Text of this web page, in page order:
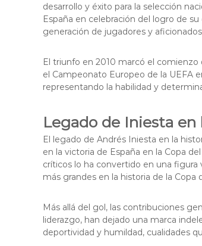
desarrollo y éxito para la selección
España en celebración del logro de
generación de jugadores y
El triunfo en 2010 marcó el comienzo
el Campeonato Europeo de la UEFA
representando la habilidad y
Legado de Iniesta
El legado de Andrés Iniesta en la
en la victoria de España en la Copa
críticos lo ha convertido en una
más grandes en la historia de la Copa
Más allá del gol, las contribuciones
liderazgo, han dejado una marca
deportividad y humildad, cualidades